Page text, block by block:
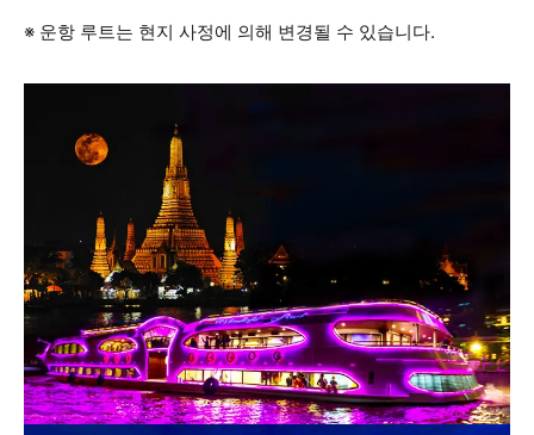
※ 운항 루트는 현지 사정에 의해 변경될 수 있습니다.